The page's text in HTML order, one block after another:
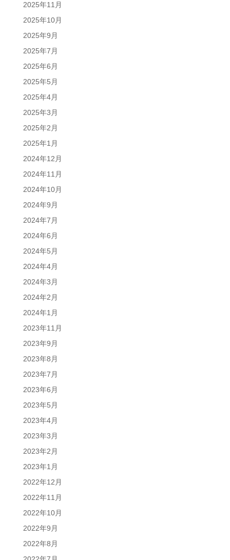
2025年11月
2025年10月
2025年9月
2025年7月
2025年6月
2025年5月
2025年4月
2025年3月
2025年2月
2025年1月
2024年12月
2024年11月
2024年10月
2024年9月
2024年7月
2024年6月
2024年5月
2024年4月
2024年3月
2024年2月
2024年1月
2023年11月
2023年9月
2023年8月
2023年7月
2023年6月
2023年5月
2023年4月
2023年3月
2023年2月
2023年1月
2022年12月
2022年11月
2022年10月
2022年9月
2022年8月